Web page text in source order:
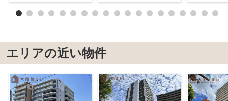
エリアの近い物件